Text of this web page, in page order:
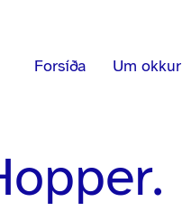
Forsíða Um okkur